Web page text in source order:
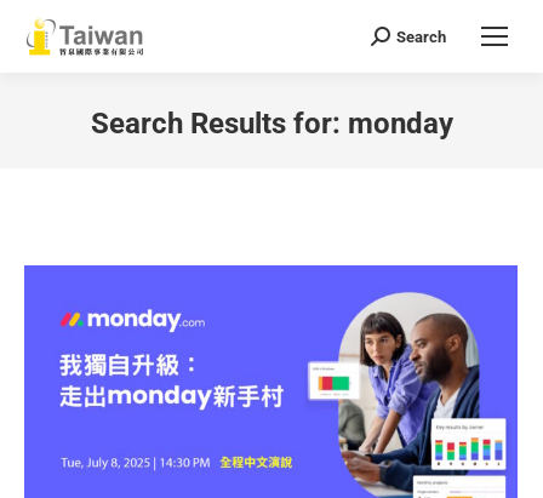
Search:
Search
Search Results for: monday